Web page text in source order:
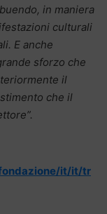
in maniera
culturali
E anche
sforzo che
il
che il
it/it/tr